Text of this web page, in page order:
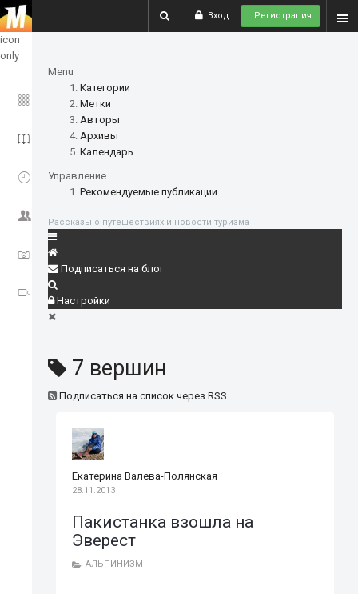
Вход Регистрация
show
icon
only
ГЛАВНОЕ
ИСТОРИИ
СОБЫТИЯ
ФОТО
ВИДЕО
Menu
Категории
Метки
Авторы
Архивы
Календарь
Управление
Рекомендуемые публикации
Рассказы о путешествиях и новости туризма
Подписаться на блог
Настройки
7 вершин
Подписаться на список через RSS
Екатерина Валева-Полянская
28.11.2013
Пакистанка взошла на
Эверест
АЛЬПИНИЗМ